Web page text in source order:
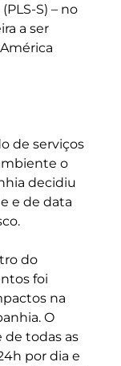
S) – no
a ser
de serviços
o
decidiu
e de data
do
foi
na
O
todas as
por dia e